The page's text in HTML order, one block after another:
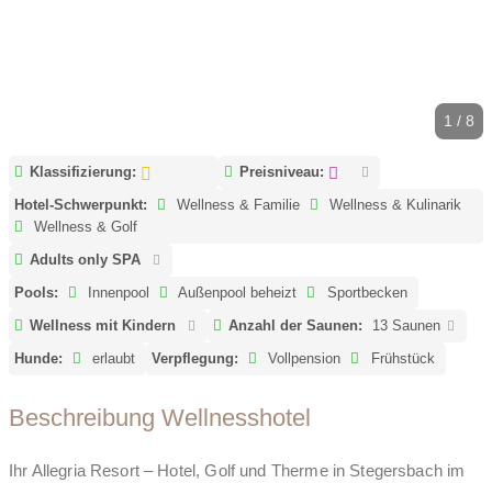
1 / 8
Klassifizierung:
Preisniveau:
Hotel-Schwerpunkt:
Wellness & Familie
Wellness & Kulinarik
Wellness & Golf
Adults only SPA
Pools:
Innenpool Außenpool beheizt
Sportbecken
Wellness mit Kindern
Anzahl der Saunen:
13 Saunen
Hunde:
erlaubt Verpflegung: Vollpension Frühstück
Beschreibung Wellnesshotel
Ihr Allegria Resort – Hotel, Golf und Therme in Stegersbach im